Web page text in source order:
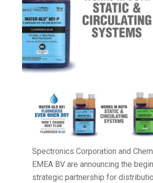
Spectronics Corporation and
EMEA BV are announcing the
strategic partnership for